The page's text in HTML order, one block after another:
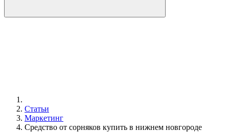
Статьи
Маркетинг
Средство от сорняков купить в нижнем новгороде